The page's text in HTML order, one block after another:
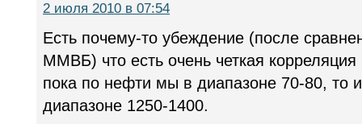
2 июля 2010 в 07:54
Есть почему-то убеждение (после
ММВБ) что есть очень четкая
пока по нефти мы в диапазоне 70-80,
диапазоне 1250-1400.